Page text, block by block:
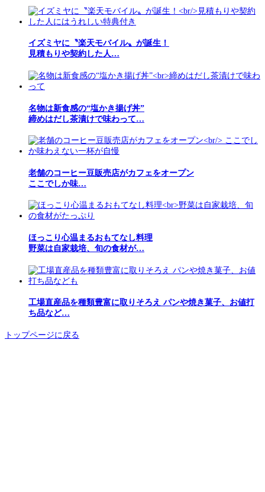
イズミヤに〝楽天モバイル〟が誕生！
見積もりや契約した人…
名物は新食感の“塩かき揚げ丼”
締めはだし茶漬けで味わって…
老舗のコーヒー豆販売店がカフェをオープン
ここでしか味…
ほっこり心温まるおもてなし料理
野菜は自家栽培、旬の食材が…
工場直産品を種類豊富に取りそろえ パンや焼き菓子、お値打
ち品など…
トップページに戻る